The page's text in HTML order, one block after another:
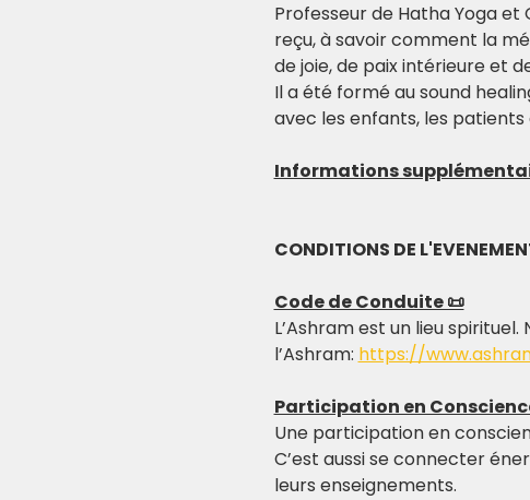
Professeur de Hatha Yoga
reçu, à savoir comment la
de joie, de paix intérieure et
Il a été formé au sound
avec les enfants, les
Informations
CONDITIONS DE
Code de Conduite 📜
L’Ashram est un lieu
l’Ashram: https://
Participation en
Une participation en
C’est aussi se connecter
leurs enseignements.